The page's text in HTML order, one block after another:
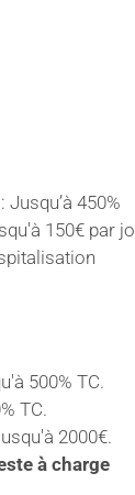
450%
150€ par
500% TC.
TC.
2000€.
à charge